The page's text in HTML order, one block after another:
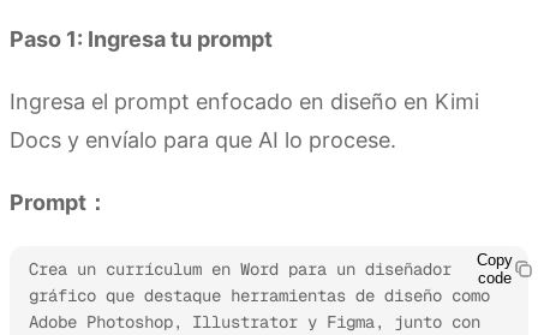
Paso 1: Ingresa tu prompt
Ingresa el prompt enfocado en diseño en Kimi
Docs y envíalo para que AI lo procese.
Prompt：
Crea un currículum en Word para un diseñador
gráfico que destaque herramientas de diseño como
Adobe Photoshop, Illustrator y Figma, junto con
Copy
code